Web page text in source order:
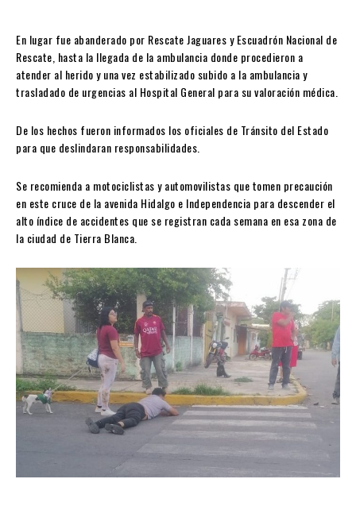
En lugar fue abanderado por Rescate Jaguares y Escuadrón Nacional de
Rescate, hasta la llegada de la ambulancia donde procedieron a
atender al herido y una vez estabilizado subido a la ambulancia y
trasladado de urgencias al Hospital General para su valoración médica.
De los hechos fueron informados los oficiales de Tránsito del Estado
para que deslindaran responsabilidades.
Se recomienda a motociclistas y automovilistas que tomen precaución
en este cruce de la avenida Hidalgo e Independencia para descender el
alto índice de accidentes que se registran cada semana en esa zona de
la ciudad de Tierra Blanca.